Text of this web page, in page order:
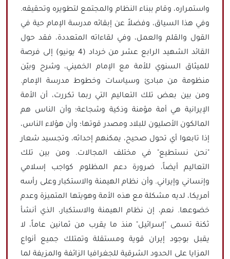
واستمراره، وقام ببناء النظام والمجتمع لتطويره وتحقيقه.
وفي هذا السياق، وفضلاً عن إبقائه مدرسة الإمام حية في
القول والقلم والعمل، وفي لقاءاته المتعددة، فقد حول
القائد الشهيد الرابع عشر من خرداد (4 يونيو) إلى فرصة
للميثاق السنوي للأمة مع الإمام الخميني، وشرح وبيّن
منظومة من مبادئ وسياسات وخطوط مدرسة الإمام.
ومن بين بعض تلك التعاليم التي ربما تكررت، أن الأمة
الإيرانية هي أمة مؤمنة وذكية وشجاعة؛ وأن الناس هم
المالكون الأصليون للبلاد ومصدر قوتها؛ وأن هؤلاء الناس،
إذا تابعوا أي تحول صحيح، يمكنهم إحداثه، وتجسيد شعار
"نحن نستطيع" في مختلف المجالات. ومن بين تلك
التعاليم أيضاً، ضرورة دعم المظلوم كواجب إسلامي
وإنساني وإيراني. وأن نظام الهيمنة والاستكبار وعلى رأسه
أمريكا، لديه مشكلة مع هذه الأمة وهويتها المتميزة وعدم
خضوعها. نعم، إن نظام الهيمنة والاستكبار، الذي أنشأ
ثكنة تسمى "إسرائيل" منذ ما يقرب من ثمانين عاماً، لا
يقبل بوجود إيران قوية ومستقلة وتمتلك جميع أنواع
المزايا على الحدود الشرقية للجغرافيا الزائفة والمزيفة لما